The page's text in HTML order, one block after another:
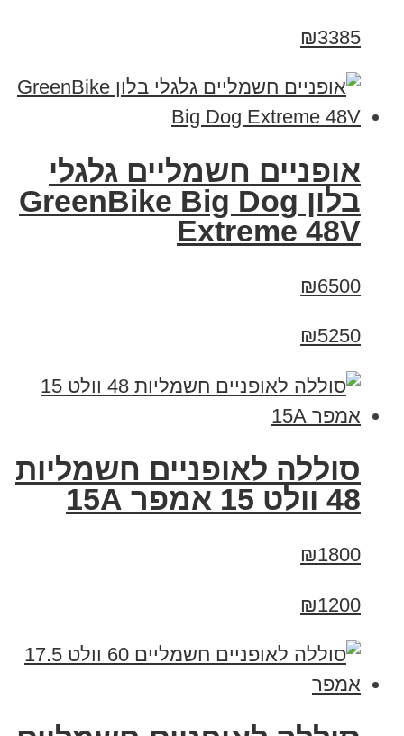
₪3385
אופניים חשמליים גלגלי
בלון GreenBike Big Dog
Extreme 48V
₪6500
₪5250
סוללה לאופניים חשמליות
48 וולט 15 אמפר 15A
₪1800
₪1200